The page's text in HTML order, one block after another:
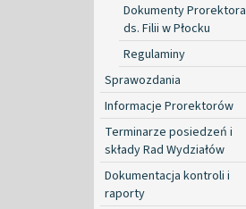
Dokumenty Prorektora
ds. Filii w Płocku
Regulaminy
Sprawozdania
Informacje Prorektorów
Terminarze posiedzeń i
składy Rad Wydziałów
Dokumentacja kontroli i
raporty